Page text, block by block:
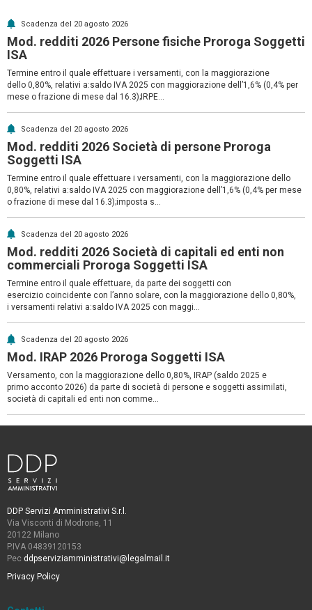
Scadenza del 20 agosto 2026
Mod. redditi 2026 Persone fisiche Proroga Soggetti
ISA
Termine entro il quale effettuare i versamenti, con la maggiorazione
dello 0,80%, relativi a:saldo IVA 2025 con maggiorazione dell’1,6% (0,4% per
mese o frazione di mese dal 16.3);IRPE...
Scadenza del 20 agosto 2026
Mod. redditi 2026 Società di persone Proroga
Soggetti ISA
Termine entro il quale effettuare i versamenti, con la maggiorazione dello
0,80%, relativi a:saldo IVA 2025 con maggiorazione dell’1,6% (0,4% per mese
o frazione di mese dal 16.3);imposta s...
Scadenza del 20 agosto 2026
Mod. redditi 2026 Società di capitali ed enti non
commerciali Proroga Soggetti ISA
Termine entro il quale effettuare, da parte dei soggetti con
esercizio coincidente con l’anno solare, con la maggiorazione dello 0,80%,
i versamenti relativi a:saldo IVA 2025 con maggi...
Scadenza del 20 agosto 2026
Mod. IRAP 2026 Proroga Soggetti ISA
Versamento, con la maggiorazione dello 0,80%, IRAP (saldo 2025 e
primo acconto 2026) da parte di società di persone e soggetti assimilati,
società di capitali ed enti non comme...
DDP Servizi Amministrativi S.r.l.
Via Visconti di Modrone, 11
20122 Milano
P.IVA 04839120153
Pec ddpserviziamministrativi@legalmail.it
Privacy Policy